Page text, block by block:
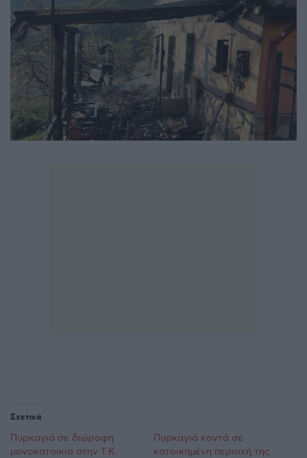
Σχετικά
Πυρκαγιά σε διώροφη
μονοκατοικία στην Τ.Κ.
Πυρκαγιά κοντά σε
κατοικημένη περιοχή της